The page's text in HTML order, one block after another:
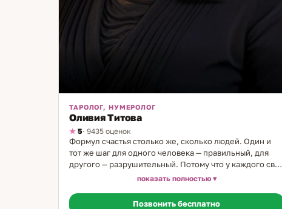
ТАРОЛОГ, НУМЕРОЛОГ
Оливия Титова
5· 9435 оценок
Формул счастья столько же, сколько людей. Один и
тот же шаг для одного человека — правильный, для
другого — разрушительный. Потому что у каждого своя
структура. И когда её видишь — многое становится
Моя семья — врачи, большая медицинская династия.
показать полностью
Позвонить бесплатно